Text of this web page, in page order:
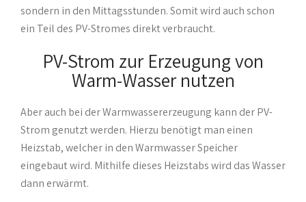
sondern in den Mittagsstunden. Somit wird auch schon
ein Teil des PV-Stromes direkt verbraucht.
PV-Strom zur Erzeugung von
Warm-Wasser nutzen
Aber auch bei der Warmwassererzeugung kann der PV-
Strom genutzt werden. Hierzu benötigt man einen
Heizstab, welcher in den Warmwasser Speicher
eingebaut wird. Mithilfe dieses Heizstabs wird das Wasser
dann erwärmt.